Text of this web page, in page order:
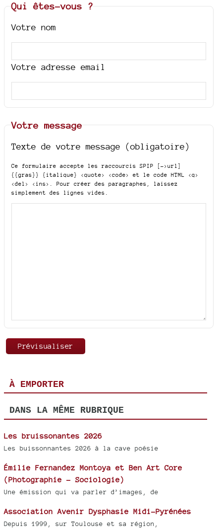
Qui êtes-vous ?
Votre nom
Votre adresse email
Votre message
Texte de votre message (obligatoire)
Ce formulaire accepte les raccourcis SPIP
[->url]
{{gras}} {italique} <quote> <code>
et le code HTML <q>
<del> <ins> . Pour créer des paragraphes, laissez
simplement des lignes vides.
À EMPORTER
DANS LA MÊME RUBRIQUE
Les bruissonantes 2026
Les buissonnantes 2026 à la cave poésie
Émilie Fernandez Montoya et Ben Art Core
(Photographie - Sociologie)
Une émission qui va parler d’images, de
Association Avenir Dysphasie Midi-Pyrénées
Depuis 1999, sur Toulouse et sa région,